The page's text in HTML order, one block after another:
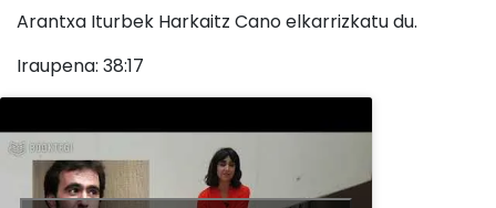
Arantxa Iturbek Harkaitz Cano elkarrizkatu du.
Iraupena: 38:17